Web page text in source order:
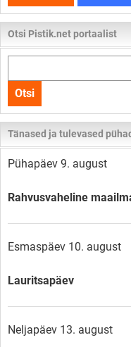
Otsi Pistik.net portaalist
kogu
lehelt
Otsi
Tänased ja tulevased
Pühapäev 9. august
Rahvusvaheline
Esmaspäev 10. august
Lauritsapäev
Neljapäev 13. august